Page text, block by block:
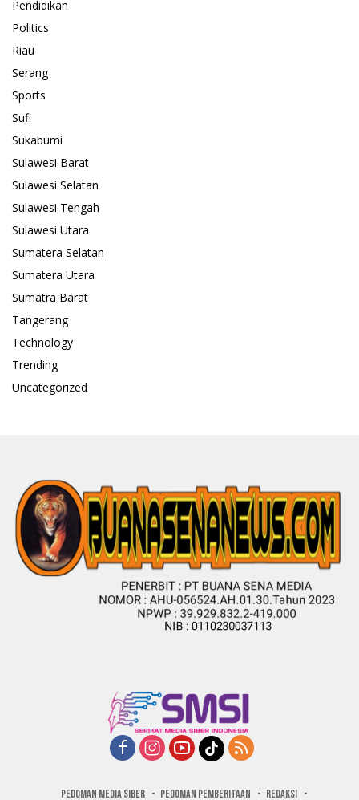
Pendidikan
Politics
Riau
Serang
Sports
Sufi
Sukabumi
Sulawesi Barat
Sulawesi Selatan
Sulawesi Tengah
Sulawesi Utara
Sumatera Selatan
Sumatera Utara
Sumatra Barat
Tangerang
Technology
Trending
Uncategorized
PEDOMAN MEDIA SIBER PEDOMAN PEMBERITAAN REDAKSI